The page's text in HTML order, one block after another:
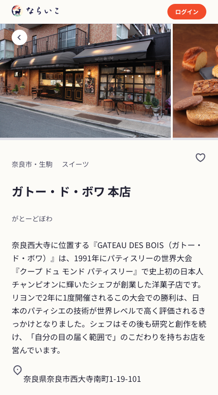
ログイン
奈良市・生駒 スイーツ
ガトー・ド・ボワ 本店
がとーどぼわ
奈良西大寺に位置する『GATEAU DES BOIS（ガトー・
ド・ボワ）』は、1991年にパティスリーの世界大会
『クープ ドュ モンド パティスリー』で史上初の日本人
チャンピオンに輝いたシェフが創業した洋菓子店です。
リヨンで2年に1度開催されるこの大会での勝利は、日
本のパティシエの技術が世界レベルで高く評価されるき
っかけとなりました。シェフはその後も研究と創作を続
け、「自分の目の届く範囲で」のこだわりを持ちお店を
営んでいます。
奈良県奈良市西大寺南町1-19-101